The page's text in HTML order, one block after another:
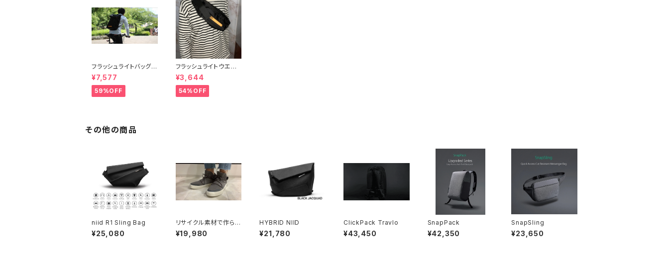
フラッシュライトバッグパ
ック 【WE ROCKER】
¥7,577
59%OFF
フラッシュライトウエスト
バッグ 【WE ROCKER】
¥3,644
54%OFF
その他の商品
niid R1 Sling Bag
¥25,080
リサイクル素材で作られ
た通気性のある防水ス
ニーカー【VIA】
¥19,980
HYBRID NIID
¥21,780
ClickPack Travlo
¥43,450
SnapPack
¥42,350
SnapSling
¥23,650